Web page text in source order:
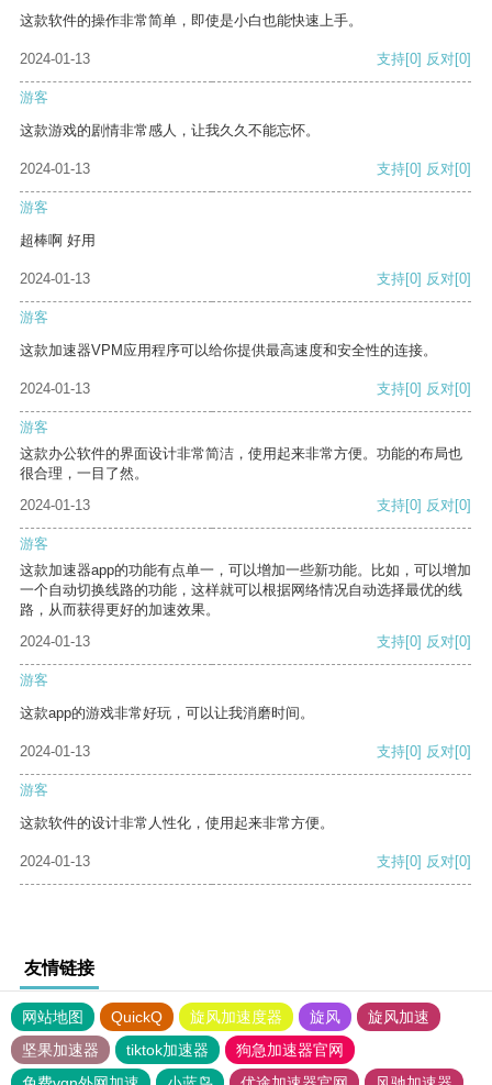
这款软件的操作非常简单，即使是小白也能快速上手。
2024-01-13 支持[0] 反对[0]
游客
这款游戏的剧情非常感人，让我久久不能忘怀。
2024-01-13 支持[0] 反对[0]
游客
超棒啊 好用
2024-01-13 支持[0] 反对[0]
游客
这款加速器VPM应用程序可以给你提供最高速度和安全性的连接。
2024-01-13 支持[0] 反对[0]
游客
这款办公软件的界面设计非常简洁，使用起来非常方便。功能的布局也
很合理，一目了然。
2024-01-13
支持[0] 反对[0]
游客
这款加速器app的功能有点单一，可以增加一些新功能。比如，可以增加
一个自动切换线路的功能，这样就可以根据网络情况自动选择最优的线
路，从而获得更好的加速效果。
2024-01-13
支持[0] 反对[0]
游客
这款app的游戏非常好玩，可以让我消磨时间。
2024-01-13 支持[0] 反对[0]
游客
这款软件的设计非常人性化，使用起来非常方便。
2024-01-13 支持[0] 反对[0]
友情链接
网站地图 QuickQ 旋风加速度器 旋风
旋风加速
坚果加速器
tiktok加速器
狗急加速器官网